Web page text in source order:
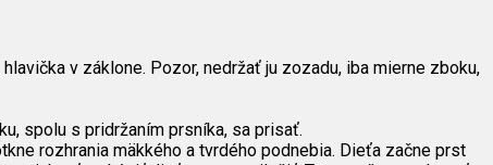
v záklone. Pozor, nedržať ju zozadu, iba mierne zboku,
spolu s pridržaním prsníka, sa prisať.
rozhrania mäkkého a tvrdého podnebia. Dieťa začne prst